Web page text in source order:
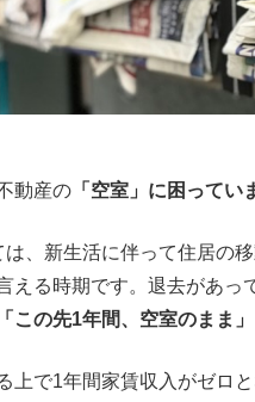
動産の 「空室」に困ってい
、新生活に伴って住居の
える時期です。退去があっ
この先1年間、空室のまま」
上で1年間家賃収入がゼロ